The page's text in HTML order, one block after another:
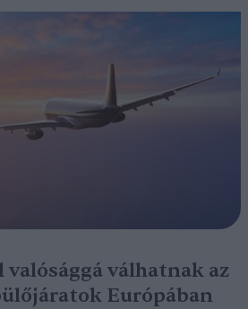
valósággá válhatnak az
Európában